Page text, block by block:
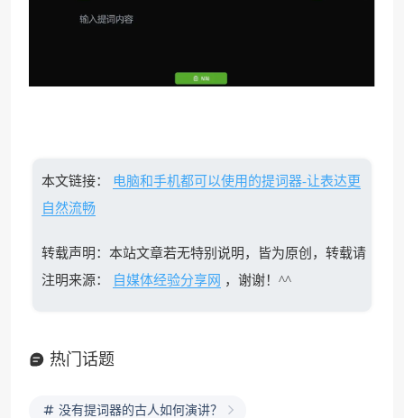
本文链接：
电脑和手机都可以使用的提词器-让表达更
自然流畅
转载声明：本站文章若无特别说明，皆为原创，转载请
注明来源：
自媒体经验分享网 ，谢谢！^^
热门话题
没有提词器的古人如何演讲？